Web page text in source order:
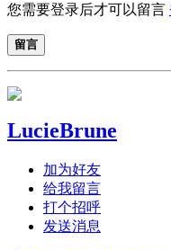
您需要登录后才可以留言
留言
LucieBrune
加为好友
给我留言
打个招呼
发送消息